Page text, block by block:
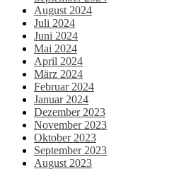
August 2024
Juli 2024
Juni 2024
Mai 2024
April 2024
März 2024
Februar 2024
Januar 2024
Dezember 2023
November 2023
Oktober 2023
September 2023
August 2023